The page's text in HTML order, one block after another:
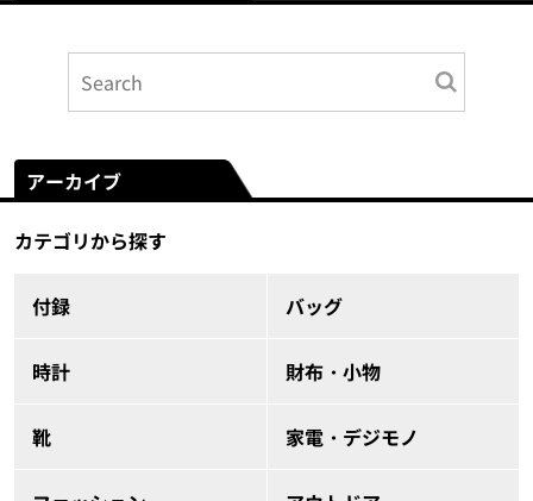
アーカイブ
カテゴリから探す
付録 バッグ
時計 財布・小物
靴 家電・デジモノ